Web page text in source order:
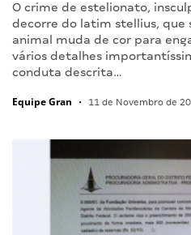
O crime de estelionato,
decorre do latim stellius, que
animal muda de cor para
vários detalhes
conduta descrita…
Equipe Gran • 11 de Novembro de